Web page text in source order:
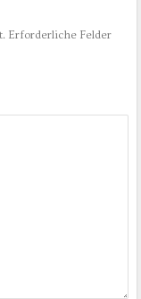
Erforderliche Felder